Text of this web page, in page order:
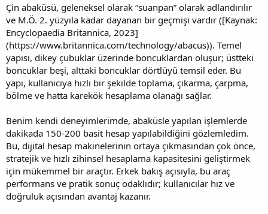
Çin abaküsü, geleneksel olarak “suanpan” olarak adlandırılır
ve M.Ö. 2. yüzyıla kadar dayanan bir geçmişi vardır ([Kaynak:
Encyclopaedia Britannica, 2023]
(https://www.britannica.com/technology/abacus)). Temel
yapısı, dikey çubuklar üzerinde boncuklardan oluşur; üstteki
boncuklar beşi, alttaki boncuklar dörtlüyü temsil eder. Bu
yapı, kullanıcıya hızlı bir şekilde toplama, çıkarma, çarpma,
bölme ve hatta karekök hesaplama olanağı sağlar.
Benim kendi deneyimlerimde, abaküsle yapılan işlemlerde
dakikada 150-200 basit hesap yapılabildiğini gözlemledim.
Bu, dijital hesap makinelerinin ortaya çıkmasından çok önce,
stratejik ve hızlı zihinsel hesaplama kapasitesini geliştirmek
için mükemmel bir araçtır. Erkek bakış açısıyla, bu araç
performans ve pratik sonuç odaklıdır; kullanıcılar hız ve
doğruluk açısından avantaj kazanır.